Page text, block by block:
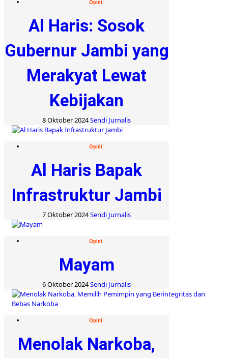
Opini
Al Haris: Sosok
Gubernur Jambi yang
Merakyat Lewat
Kebijakan
8 Oktober 2024Sendi Jurnalis
Opini
Al Haris Bapak
Infrastruktur Jambi
7 Oktober 2024Sendi Jurnalis
Opini
Mayam
6 Oktober 2024Sendi Jurnalis
Opini
Menolak Narkoba,